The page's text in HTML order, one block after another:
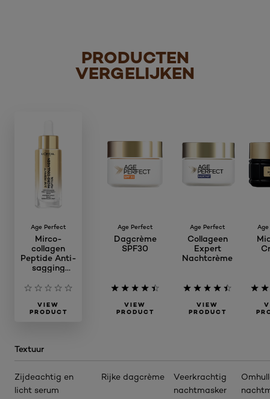
PRODUCTEN
VERGELIJKEN
Age Perfect
Mirco-
collagen
Peptide Anti-
sagging
VIEW
PRODUCT
Textuur
Zijdeachtig en
licht serum
Age Perfect
Dagcrème
SPF30
VIEW
PRODUCT
Rijke dagcrème
Age Perfect
Collageen
Expert
Nachtcrème
VIEW
PRODUCT
Veerkrachtig
nachtmasker